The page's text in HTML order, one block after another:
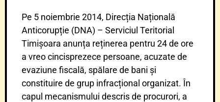
Pe 5 noiembrie 2014, Direcția Națională
Anticorupție (DNA) – Serviciul Teritorial
Timișoara anunța reținerea pentru 24 de ore
a vreo cincisprezece persoane, acuzate de
evaziune fiscală, spălare de bani și
constituire de grup infracțional organizat. În
capul mecanismului descris de procurori, a